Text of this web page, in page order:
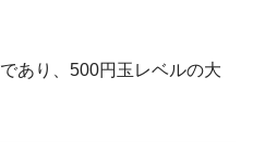
であり、500円玉レベルの大